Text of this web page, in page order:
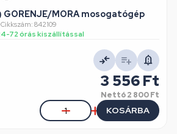
MORA mosogatógép
Cikkszám: 842109
72 órás kiszállítással
3 556 Ft
Nettó2 800 Ft
KOSÁRBA